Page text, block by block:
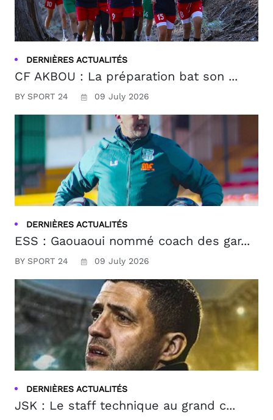
DERNIÈRES ACTUALITÉS
CF AKBOU : La préparation bat son ...
BY SPORT 24 09 July 2026
DERNIÈRES ACTUALITÉS
ESS : Gaouaoui nommé coach des gar...
BY SPORT 24 09 July 2026
DERNIÈRES ACTUALITÉS
JSK : Le staff technique au grand c...